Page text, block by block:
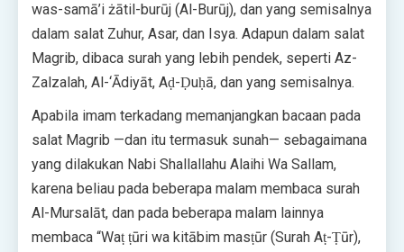
was-samā’i żātil-burūj (Al-Burūj), dan yang semisalnya
dalam salat Zuhur, Asar, dan Isya. Adapun dalam salat
Magrib, dibaca surah yang lebih pendek, seperti Az-
Zalzalah, Al-‘Ādiyāt, Aḍ-Ḍuḥā, dan yang semisalnya.
Apabila imam terkadang memanjangkan bacaan pada
salat Magrib —dan itu termasuk sunah— sebagaimana
yang dilakukan Nabi Shallallahu Alaihi Wa Sallam,
karena beliau pada beberapa malam membaca surah
Al-Mursalāt, dan pada beberapa malam lainnya
membaca “Waṭ ṭūri wa kitābim masṭūr (Surah Aṭ-Ṭūr),